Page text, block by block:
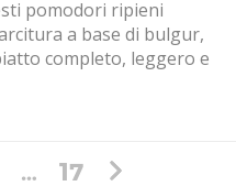
pomodori ripieni
a base di bulgur,
completo, leggero e
… 17